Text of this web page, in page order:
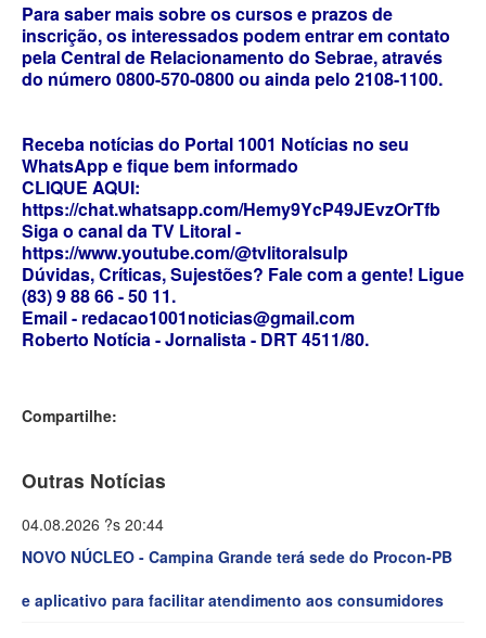
Para saber mais sobre os cursos e prazos de
inscrição, os interessados podem entrar em contato
pela Central de Relacionamento do Sebrae, através
do número 0800-570-0800 ou ainda pelo 2108-1100.
Receba notícias do Portal 1001 Notícias no seu
WhatsApp e fique bem informado
CLIQUE AQUI:
https://chat.whatsapp.com/Hemy9YcP49JEvzOrTfb
Siga o canal da TV Litoral -
https://www.youtube.com/@tvlitoralsulp
Dúvidas, Críticas, Sujestões? Fale com a gente! Ligue
(83) 9 88 66 - 50 11.
Email - redacao1001noticias@gmail.com
Roberto Notícia - Jornalista - DRT 4511/80.
Compartilhe:
Outras Notícias
04.08.2026 ?s 20:44
NOVO NÚCLEO - Campina Grande terá sede do Procon-PB
e aplicativo para facilitar atendimento aos consumidores